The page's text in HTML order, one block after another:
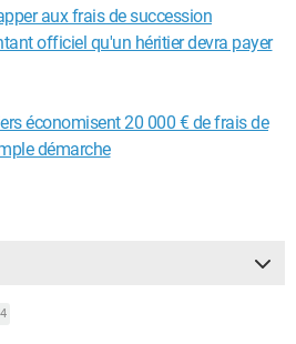
aux frais de succession
officiel qu'un héritier devra payer
économisent 20 000 € de frais de
démarche